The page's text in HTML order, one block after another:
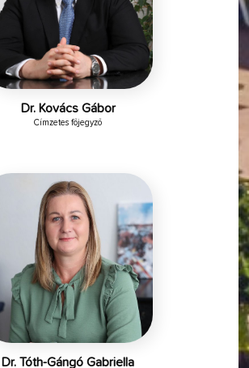
Dr. Kovács Gábor
Címzetes főjegyző
Dr. Tóth-Gángó Gabriella